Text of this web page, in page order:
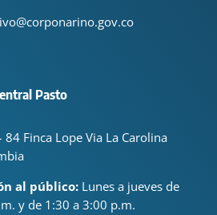
Pasto
84 Finca Lope Via La Carolina
al público: Lunes a jueves de
y de 1:30 a 3:00 p.m.